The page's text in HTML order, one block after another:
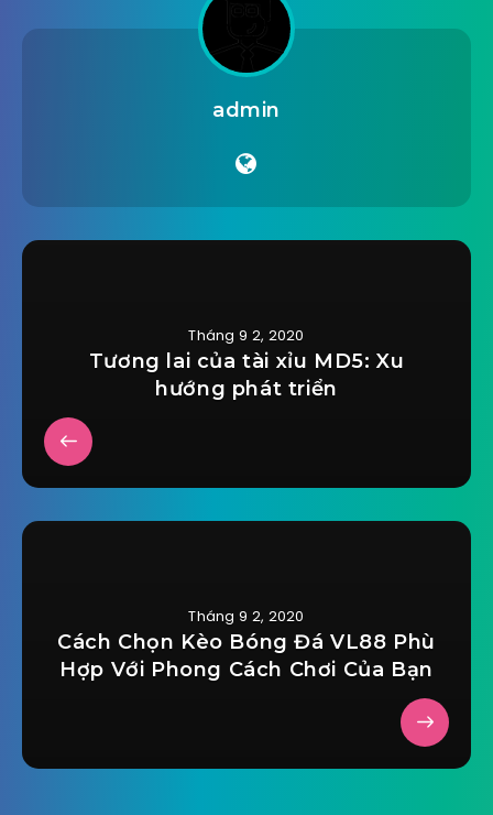
admin
Tháng 9 2, 2020
Tương lai của tài xỉu MD5: Xu
hướng phát triển
Tháng 9 2, 2020
Cách Chọn Kèo Bóng Đá VL88 Phù
Hợp Với Phong Cách Chơi Của Bạn